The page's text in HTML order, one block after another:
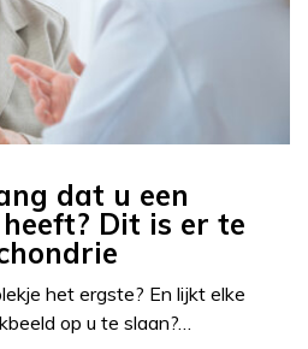
dat u een
Dit is er te
het ergste? En lijkt elke
op u te slaan?…